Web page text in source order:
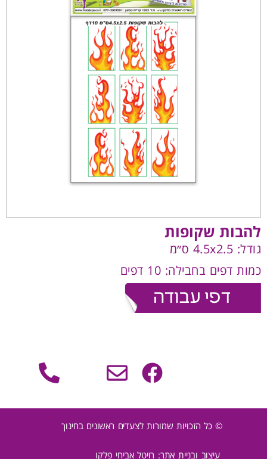
להבות שקופות
גודל: 4.5x2.5 ס״מ
כמות דפים בחבילה: 10 דפים
© כל הזכויות שמורות לצעדים ראשונים בחינוך
עיצוב ובניית אתר: רויטל אביחי פלקו